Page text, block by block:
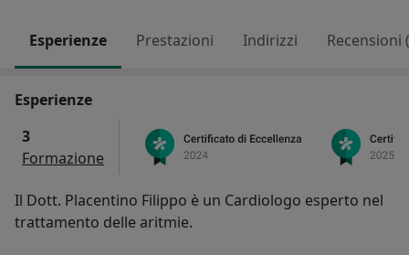
Esperienze Prestazioni Indirizzi Recensioni
Esperienze
3
Formazione
Il Dott. Placentino Filippo è un Cardiologo esperto nel
trattamento delle aritmie.